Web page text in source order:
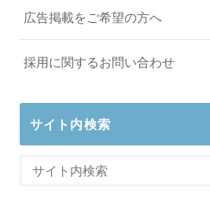
広告掲載をご希望の方へ
採用に関するお問い合わせ
サイト内検索